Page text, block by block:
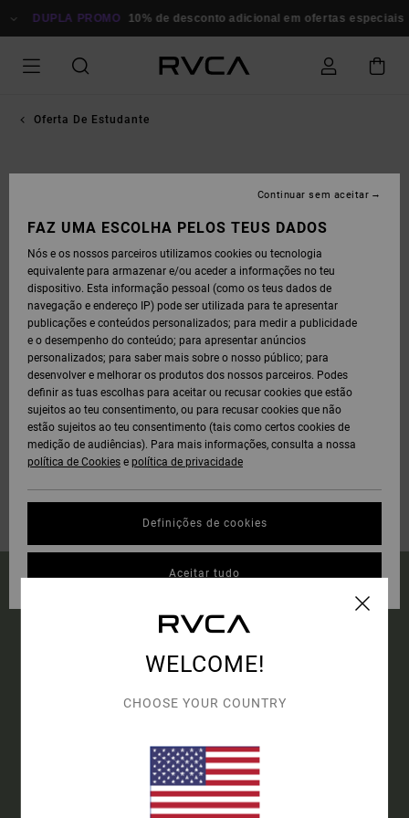
DUPLA PROMO 10% de desconto adicional em ofertas especiais
Oferta De Estudante
15% DE DESCONTO NA
TUA PRIMEIRA
ENCOMENDA*
E OFERTAS EXCLUSIVAS.
WELCOME!
CHOOSE YOUR COUNTRY
FAZ UMA ESCOLHA PELOS TEUS DADOS
Nós e os nossos parceiros utilizamos cookies ou tecnologia
equivalente para armazenar e/ou aceder a informações no teu
dispositivo. Esta informação pessoal (como os teus dados de
navegação e endereço IP) pode ser utilizada para te apresentar
publicações e conteúdos personalizados; para medir a publicidade
e o desempenho do conteúdo; para apresentar anúncios
personalizados; para saber mais sobre o nosso público; para
desenvolver e melhorar os produtos dos nossos parceiros. Podes
definir as tuas escolhas para aceitar ou recusar cookies que estão
sujeitos ao teu consentimento, ou para recusar cookies que não
estão sujeitos ao teu consentimento (tais como certos cookies de
medição de audiências). Para mais informações, consulta a nossa
política de Cookies e política de privacidade
Definições de cookies
Continuar sem aceitar
Aceitar tudo